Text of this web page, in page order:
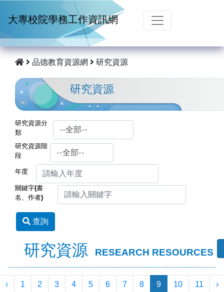
大專校院學務工作資訊網
品德教育資源網 研究資源
研究資源
研究資源分
類
研究資源階
段
年度
關鍵字(書
名、作者)
查詢
研究資源 RESEARCH RESOURCES
‹ 1 2 3 4 5 6 7 8 9 10 11 ›